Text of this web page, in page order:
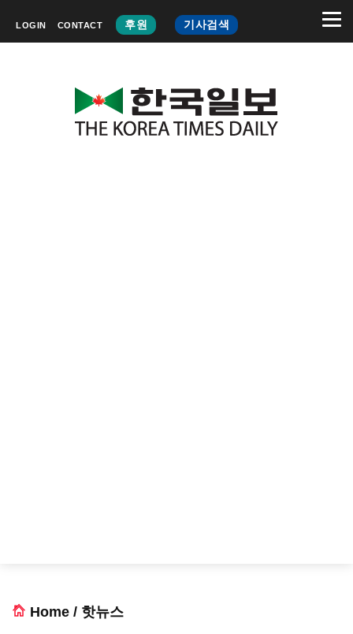
LOGIN CONTACT 후원 기사검색
Home / 핫뉴스